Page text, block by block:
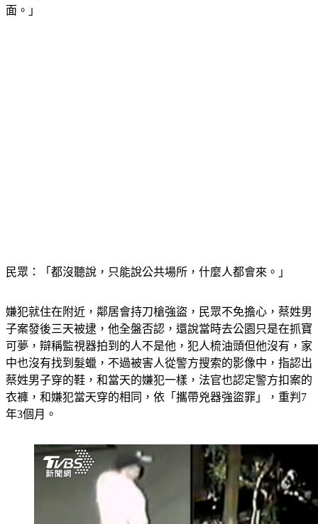
子案發後三天被逮，他全盤否認，還說當時去公園只是在抓寶
可夢，辯稱監視器拍到的人不是他，犯人梳油頭但他沒有，家
中也沒有找到髮蠟，不過被害人從警方搜索的影像中，指認出
蔡姓男子穿的鞋，和當天的嫌犯一樣，法官也認定警方扣案的
衣褲，和嫌犯當天穿的相同，依「攜帶兇器強盜罪」，重判7
年3個月。